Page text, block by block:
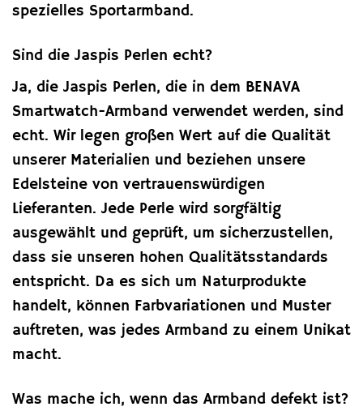
spezielles Sportarmband.
Sind die Jaspis Perlen echt?
Ja, die Jaspis Perlen, die in dem BENAVA
Smartwatch-Armband verwendet werden, sind
echt. Wir legen großen Wert auf die Qualität
unserer Materialien und beziehen unsere
Edelsteine von vertrauenswürdigen
Lieferanten. Jede Perle wird sorgfältig
ausgewählt und geprüft, um sicherzustellen,
dass sie unseren hohen Qualitätsstandards
entspricht. Da es sich um Naturprodukte
handelt, können Farbvariationen und Muster
auftreten, was jedes Armband zu einem Unikat
macht.
Was mache ich, wenn das Armband defekt ist?